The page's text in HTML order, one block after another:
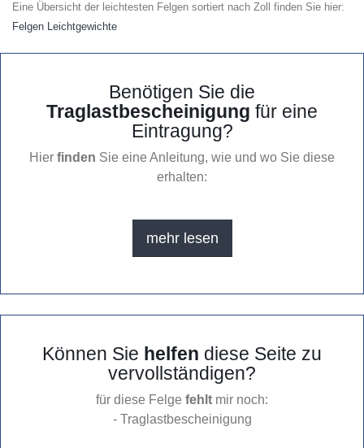
Eine Übersicht der leichtesten Felgen sortiert nach Zoll finden Sie hier:
Felgen Leichtgewichte
Benötigen Sie die
Traglastbescheinigung für eine
Eintragung?
Hier finden Sie eine Anleitung, wie und wo Sie diese
erhalten:
mehr lesen
Können Sie helfen diese Seite zu
vervollständigen?
für diese Felge fehlt mir noch:
- Traglastbescheinigung